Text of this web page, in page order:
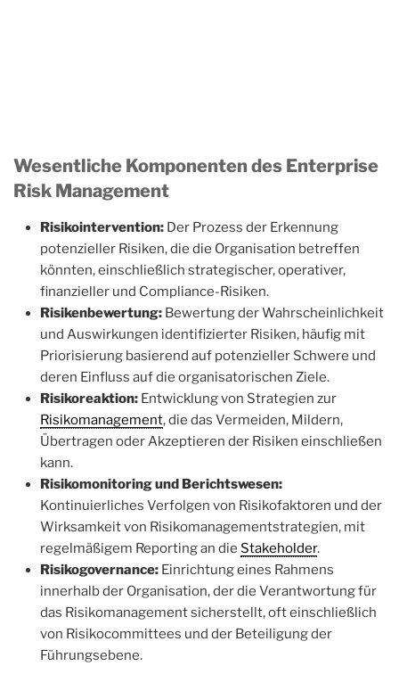
Wesentliche Komponenten des Enterprise
Risk Management
Risikointervention: Der Prozess der Erkennung
potenzieller Risiken, die die Organisation betreffen
könnten, einschließlich strategischer, operativer,
finanzieller und Compliance-Risiken.
Risikenbewertung: Bewertung der Wahrscheinlichkeit
und Auswirkungen identifizierter Risiken, häufig mit
Priorisierung basierend auf potenzieller Schwere und
deren Einfluss auf die organisatorischen Ziele.
Risikoreaktion: Entwicklung von Strategien zur
Risikomanagement, die das Vermeiden, Mildern,
Übertragen oder Akzeptieren der Risiken einschließen
kann.
Risikomonitoring und Berichtswesen:
Kontinuierliches Verfolgen von Risikofaktoren und der
Wirksamkeit von Risikomanagementstrategien, mit
regelmäßigem Reporting an die Stakeholder.
Risikogovernance: Einrichtung eines Rahmens
innerhalb der Organisation, der die Verantwortung für
das Risikomanagement sicherstellt, oft einschließlich
von Risikocommittees und der Beteiligung der
Führungsebene.